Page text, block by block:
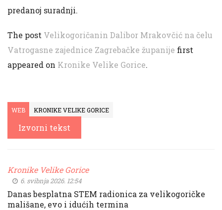
predanoj suradnji.
The post Velikogoričanin Dalibor Mrakovčić na čelu
Vatrogasne zajednice Zagrebačke županije first
appeared on Kronike Velike Gorice.
WEB KRONIKE VELIKE GORICE
Izvorni tekst
Kronike Velike Gorice
6. svibnja 2026. 12:54
Danas besplatna STEM radionica za velikogoričke
mališane, evo i idućih termina